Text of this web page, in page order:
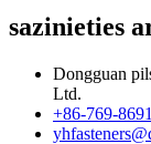
sazinieties
Dongguan
Ltd.
+86-769-